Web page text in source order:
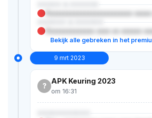
XXXXX & XXXXXX
Xxxxxxxxxxxxxxxxxxxxxxxxx xxxxx
Xxxxxxxxxxxxxx xxxx xx xxxxxx
Bekijk alle gebreken in het
9 mrt 2023
?
APK Keuring 2023
om 16:31